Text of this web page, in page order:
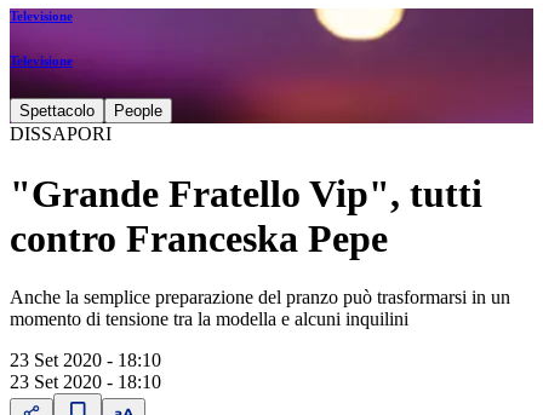
Televisione
Televisione
Spettacolo People
DISSAPORI
"Grande Fratello Vip", tutti
contro Franceska Pepe
Anche la semplice preparazione del pranzo può trasformarsi in un
momento di tensione tra la modella e alcuni inquilini
23 Set 2020 - 18:10
23 Set 2020 - 18:10